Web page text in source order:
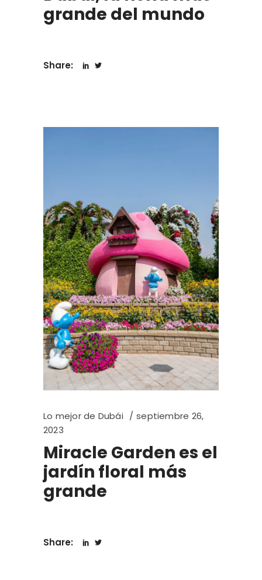
grande del mundo
Share:
Lo mejor de Dubái
septiembre 26,
2023
Miracle Garden es el
jardín floral más
grande
Share: